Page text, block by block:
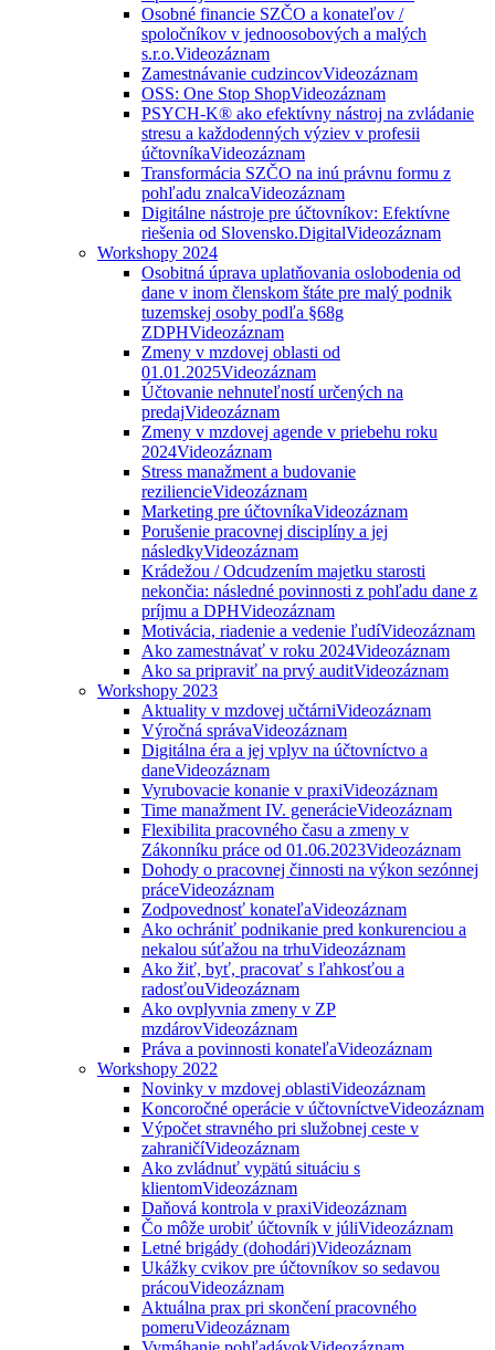
Osobné financie SZČO a konateľov /
spoločníkov v jednoosobových a malých
s.r.o.Videozáznam
Zamestnávanie cudzincovVideozáznam
OSS: One Stop ShopVideozáznam
PSYCH-K® ako efektívny nástroj na zvládanie
stresu a každodenných výziev v profesii
účtovníkaVideozáznam
Transformácia SZČO na inú právnu formu z
pohľadu znalcaVideozáznam
Digitálne nástroje pre účtovníkov: Efektívne
riešenia od Slovensko.DigitalVideozáznam
Workshopy 2024
Osobitná úprava uplatňovania oslobodenia od
dane v inom členskom štáte pre malý podnik
tuzemskej osoby podľa §68g
ZDPHVideozáznam
Zmeny v mzdovej oblasti od
01.01.2025Videozáznam
Účtovanie nehnuteľností určených na
predajVideozáznam
Zmeny v mzdovej agende v priebehu roku
2024Videozáznam
Stress manažment a budovanie
reziliencieVideozáznam
Marketing pre účtovníkaVideozáznam
Porušenie pracovnej disciplíny a jej
následkyVideozáznam
Krádežou / Odcudzením majetku starosti
nekončia: následné povinnosti z pohľadu dane z
príjmu a DPHVideozáznam
Motivácia, riadenie a vedenie ľudíVideozáznam
Ako zamestnávať v roku 2024Videozáznam
Ako sa pripraviť na prvý auditVideozáznam
Workshopy 2023
Aktuality v mzdovej učtárniVideozáznam
Výročná správaVideozáznam
Digitálna éra a jej vplyv na účtovníctvo a
daneVideozáznam
Vyrubovacie konanie v praxiVideozáznam
Time manažment IV. generácieVideozáznam
Flexibilita pracovného času a zmeny v
Zákonníku práce od 01.06.2023Videozáznam
Dohody o pracovnej činnosti na výkon sezónnej
práceVideozáznam
Zodpovednosť konateľaVideozáznam
Ako ochrániť podnikanie pred konkurenciou a
nekalou súťažou na trhuVideozáznam
Ako žiť, byť, pracovať s ľahkosťou a
radosťouVideozáznam
Ako ovplyvnia zmeny v ZP
mzdárovVideozáznam
Práva a povinnosti konateľaVideozáznam
Workshopy 2022
Novinky v mzdovej oblastiVideozáznam
Koncoročné operácie v účtovníctveVideozáznam
Výpočet stravného pri služobnej ceste v
zahraničíVideozáznam
Ako zvládnuť vypätú situáciu s
klientomVideozáznam
Daňová kontrola v praxiVideozáznam
Čo môže urobiť účtovník v júliVideozáznam
Letné brigády (dohodári)Videozáznam
Ukážky cvikov pre účtovníkov so sedavou
prácouVideozáznam
Aktuálna prax pri skončení pracovného
pomeruVideozáznam